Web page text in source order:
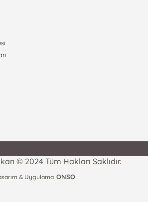
© 2024 Tüm Hakları Saklıdır.
& Uygulama ONSO